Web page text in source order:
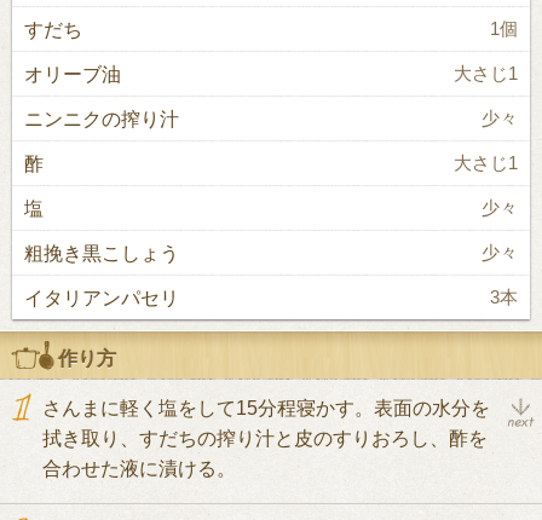
すだち 1個
オリーブ油 大さじ1
ニンニクの搾り汁 少々
酢 大さじ1
塩 少々
粗挽き黒こしょう 少々
イタリアンパセリ 3本
作り方
さんまに軽く塩をして15分程寝かす。表面の水分を
拭き取り、すだちの搾り汁と皮のすりおろし、酢を
合わせた液に漬ける。